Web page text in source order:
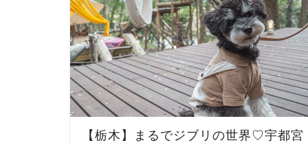
【栃木】まるでジブリの世界♡宇都宮